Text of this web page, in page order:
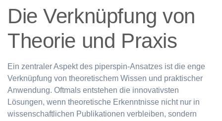
Die Verknüpfung von
Theorie und Praxis
Ein zentraler Aspekt des piperspin-Ansatzes ist die enge
Verknüpfung von theoretischem Wissen und praktischer
Anwendung. Oftmals entstehen die innovativsten
Lösungen, wenn theoretische Erkenntnisse nicht nur in
wissenschaftlichen Publikationen verbleiben, sondern